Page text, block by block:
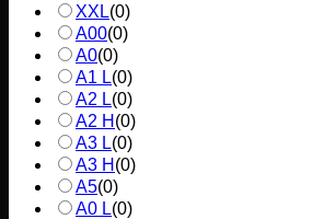
XXL(0)
A00(0)
A0(0)
A1 L(0)
A2 L(0)
A2 H (0)
A3 L(0)
A3 H (0)
A5(0)
A0 L(0)